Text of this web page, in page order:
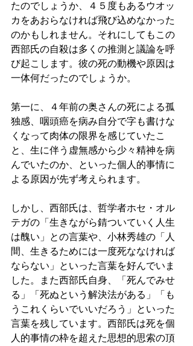
たのでしょうか、４５度もあるウオッ
カをあおらなければ飛び込めなかった
のかもしれません。それにしてもこの
西部氏の自殺は多くの推測と議論を呼
び起こします。彼の死の動機や原因は
一体何だったのでしょうか。
第一に、４年前の奥さんの死による孤
独感、咽頭癌を病み自分で字も書けな
くなって肉体の限界を感じていたこ
と、生に伴う虚無感から少々精神を病
んでいたのか、といった個人的事情に
よる原因が先ず考えられます。
しかし、西部氏は、哲学者ホセ・オル
テガの「生きながら錆ついていく人生
は醜い」との言葉や、小林秀雄の「人
間、生きるためには一度死ななければ
ならない」といった言葉を好んでいま
した。また西部氏自身、「死んでみせ
る」「死ぬという解決法がある」「も
うこれくらいでいいだろう」といった
言葉を残しています。西部氏は死を個
人的事情の枠を超えた思想的思索の頂